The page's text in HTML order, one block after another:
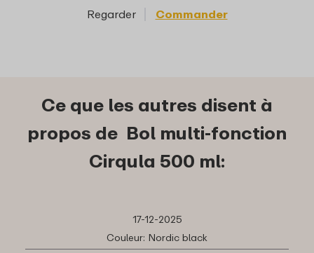
Regarder Commander
Ce que les autres disent à
propos de Bol multi-fonction
Cirqula 500 ml:
17-12-2025
Couleur: Nordic black